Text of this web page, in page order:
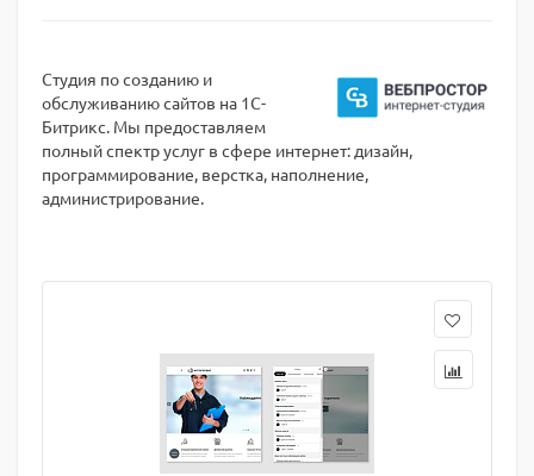
Студия по созданию и
обслуживанию сайтов на 1С-
Битрикс. Мы предоставляем
полный спектр услуг в сфере интернет: дизайн,
программирование, верстка, наполнение,
администрирование.